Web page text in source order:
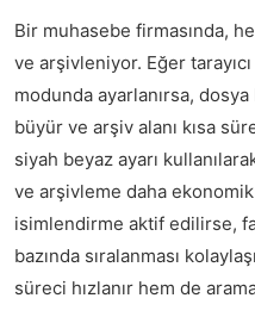
Bir muhasebe firmasında,
ve arşivleniyor. Eğer
modunda ayarlanırsa,
büyür ve arşiv alanı kısa
siyah beyaz ayarı
ve arşivleme daha
isimlendirme aktif edilirse,
bazında sıralanması
süreci hızlanır hem de